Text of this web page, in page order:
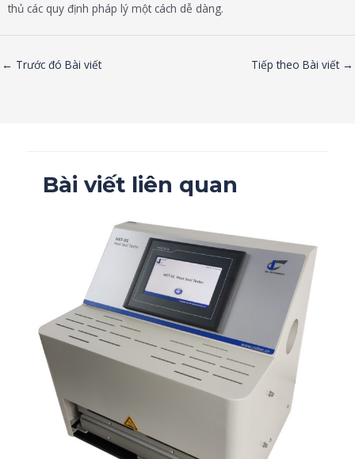
thủ các quy định pháp lý một cách dễ dàng.
← Trước đó Bài viết Tiếp theo Bài viết →
Bài viết liên quan